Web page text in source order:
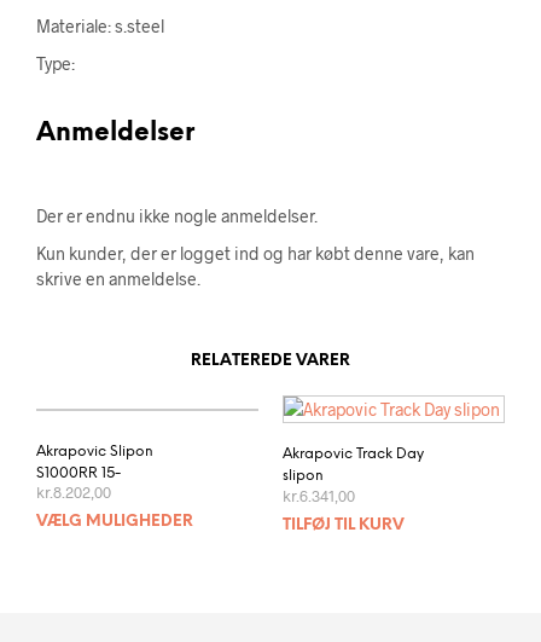
Materiale: s.steel
Type:
Anmeldelser
Der er endnu ikke nogle anmeldelser.
Kun kunder, der er logget ind og har købt denne vare, kan
skrive en anmeldelse.
RELATEREDE VARER
Akrapovic Slipon
S1000RR 15-
kr.8.202,00
VÆLG MULIGHEDER
Akrapovic Track Day
slipon
kr.6.341,00
TILFØJ TIL KURV